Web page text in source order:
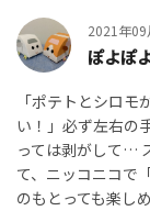
2021年09
ぽよぽ
「ポテトとシロ
い！」必ず左右の
っては剥がして…
て、ニッコニコで
のもとっても楽し